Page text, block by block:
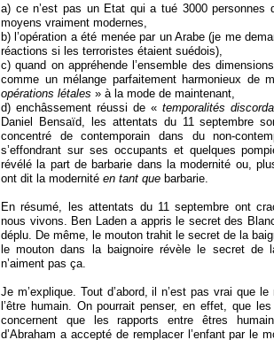
a) ce n’est pas un Etat qui a tué 3000 personnes
moyens vraiment modernes,
b) l’opération a été menée par un Arabe (je me
réactions si les terroristes étaient suédois),
c) quand on appréhende l’ensemble des
comme un mélange parfaitement harmonieux de
opérations létales » à la mode de maintenant,
d) enchâssement réussi de « temporalités
Daniel Bensaïd, les attentats du 11 septembre
concentré de contemporain dans du non-
s’effondrant sur ses occupants et quelques
révélé la part de barbarie dans la modernité ou,
ont dit la modernité en tant que barbarie.
En résumé, les attentats du 11 septembre ont
nous vivons. Ben Laden a appris le secret des
déplu. De même, le mouton trahit le secret de la
le mouton dans la baignoire révèle le secret de
n’aiment pas ça.
Je m’explique. Tout d’abord, il n’est pas vrai que
l’être humain. On pourrait penser, en effet, que
concernent que les rapports entre êtres
d’Abraham a accepté de remplacer l’enfant par le